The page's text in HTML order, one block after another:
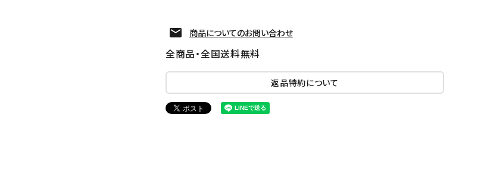
商品についてのお問い合わせ
全商品・全国送料無料
返品特約について